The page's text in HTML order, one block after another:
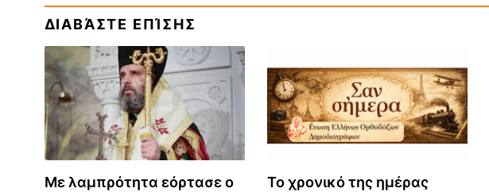
ΔΙΑΒΆΣΤΕ ΕΠΊΣΗΣ
Με λαμπρότητα εόρτασε ο
Το χρονικό της ημέρας